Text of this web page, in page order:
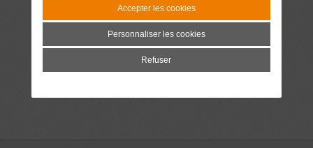
Accepter les cookies
Personnaliser les cookies
Refuser